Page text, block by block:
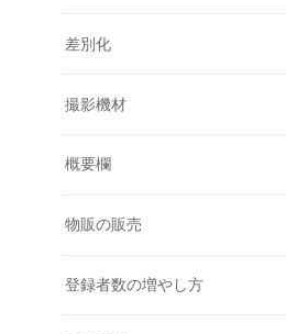
差別化
撮影機材
概要欄
物販の販売
登録者数の増やし方